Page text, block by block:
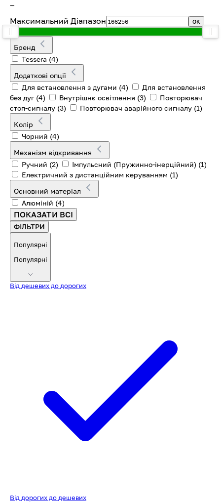
—
Максимальний Діапазон OK
Бренд
Tessera (4)
Додаткові опції
Для встановлення з дугами (4)
Для встановлення
без дуг (4) Внутрішнє освітлення (3)
Повторювач
стоп-сигналу (3) Повторювач аварійного сигналу (1)
Колір
Чорний (4)
Механізм відкривання
Ручний (2) Імпульсний (Пружинно-інерційний) (1)
Електричний з дистанційним керуванням (1)
Основний матеріал
Алюміній (4)
ПОКАЗАТИ ВСІ
ФІЛЬТРИ
Популярні
Популярні
Від дешевих до дорогих
Від дорогих до дешевих